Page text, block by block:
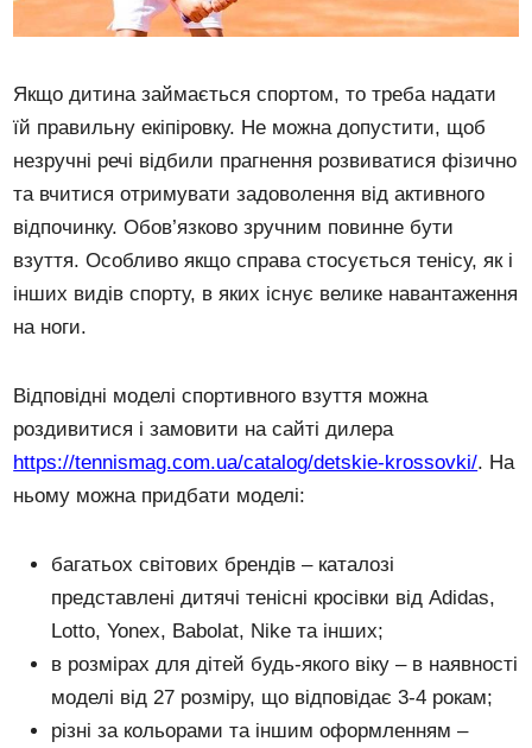
Якщо дитина займається спортом, то треба надати
їй правильну екіпіровку. Не можна допустити, щоб
незручні речі відбили прагнення розвиватися фізично
та вчитися отримувати задоволення від активного
відпочинку. Обов’язково зручним повинне бути
взуття. Особливо якщо справа стосується тенісу, як і
інших видів спорту, в яких існує велике навантаження
на ноги.
Відповідні моделі спортивного взуття можна
роздивитися і замовити на сайті дилера
https://tennismag.com.ua/catalog/detskie-krossovki/. На
ньому можна придбати моделі:
багатьох світових брендів – каталозі
представлені дитячі тенісні кросівки від Adidas,
Lotto, Yonex, Babolat, Nike та інших;
в розмірах для дітей будь-якого віку – в наявності
моделі від 27 розміру, що відповідає 3-4 рокам;
різні за кольорами та іншим оформленням –